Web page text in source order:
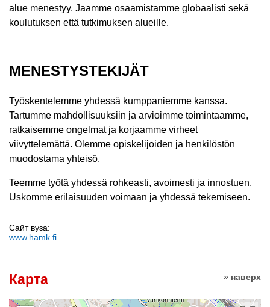
alue menestyy. Jaamme osaamistamme globaalisti sekä
koulutuksen että tutkimuksen alueille.
MENESTYSTEKIJÄT
Työskentelemme yhdessä kumppaniemme kanssa.
Tartumme mahdollisuuksiin ja arvioimme toimintaamme,
ratkaisemme ongelmat ja korjaamme virheet
viivyttelemättä. Olemme opiskelijoiden ja henkilöstön
muodostama yhteisö.
Teemme työtä yhdessä rohkeasti, avoimesti ja innostuen.
Uskomme erilaisuuden voimaan ja yhdessä tekemiseen.
Сайт вуза:
www.hamk.fi
» наверх
Карта